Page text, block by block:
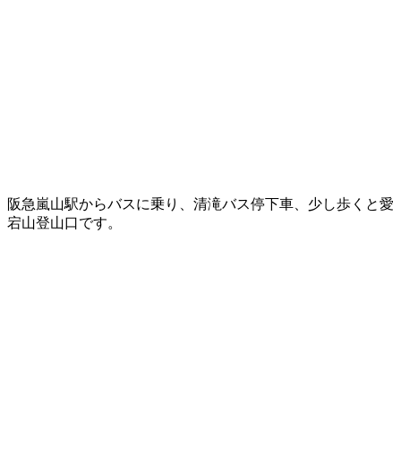
阪急嵐山駅からバスに乗り、清滝バス停下車、少し歩くと愛
宕山登山口です。